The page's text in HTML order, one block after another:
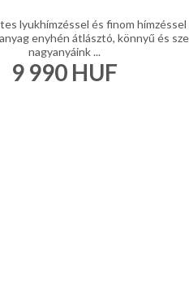
lyukhímzéssel és finom
enyhén átlásztó, könnyű és
nagyanyáink ...
9 990 HUF